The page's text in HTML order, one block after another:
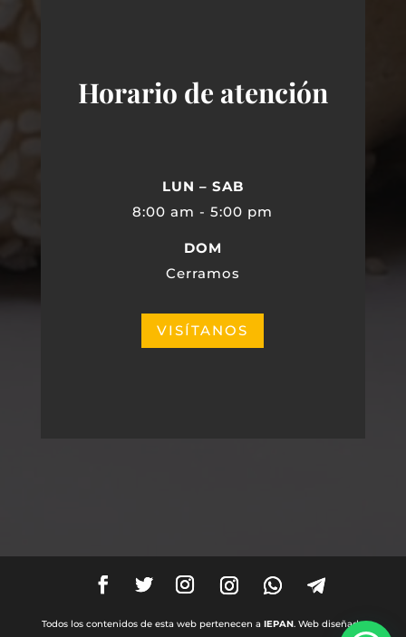
Horario de atención
LUN – SAB
8:00 am - 5:00 pm
DOM
Cerramos
VISÍTANOS
Todos los contenidos de esta web pertenecen a IEPAN. Web diseñada